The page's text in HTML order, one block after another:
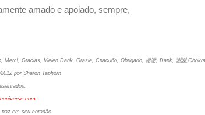
amado e apoiado, sempre,
Merci, Gracias, Vielen Dank, Grazie, Спасибо, Obrigado, 谢谢, Dank, 謝謝
por Sharon Taphorn
paz em seu coração